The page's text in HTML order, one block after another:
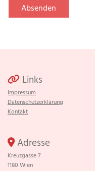
 Links
Impressum
Datenschutzerklärung
Kontakt
 Adresse
Kreuzgasse 7
1180 Wien